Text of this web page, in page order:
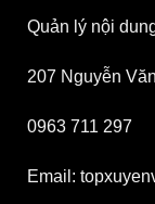
Quản lý nội
207 Nguyễn
0963 711 297
Email: